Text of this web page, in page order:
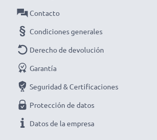
Entrada / Input
Conector 1
Voltaje de salida / Output voltio
Amperaje de Salida / Output amperio
1000mA
Potencia / Power Vatios: 5W
Longitud del cable
Contacto
Condiciones generales
Derecho de devolución
Garantía
Seguridad & Certificaciones
Protección de datos
Datos de la empresa